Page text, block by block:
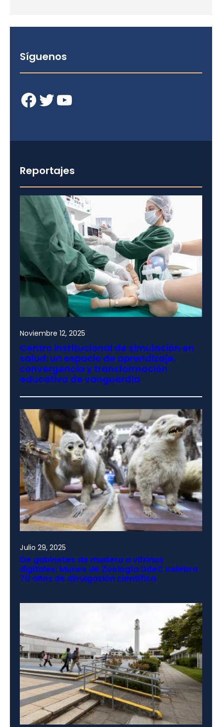
Síguenos
Facebook Twitter YouTube
Reportajes
Noviembre 12, 2025
Centro institucional de simulación en
salud: un espacio de aprendizaje,
convergencia y transformación
educativa de vanguardia
Julio 29, 2025
De gabinetes de madera a vitrinas
digitales: Museo de Zoología UdeC celebra
70 años de divulgación científica